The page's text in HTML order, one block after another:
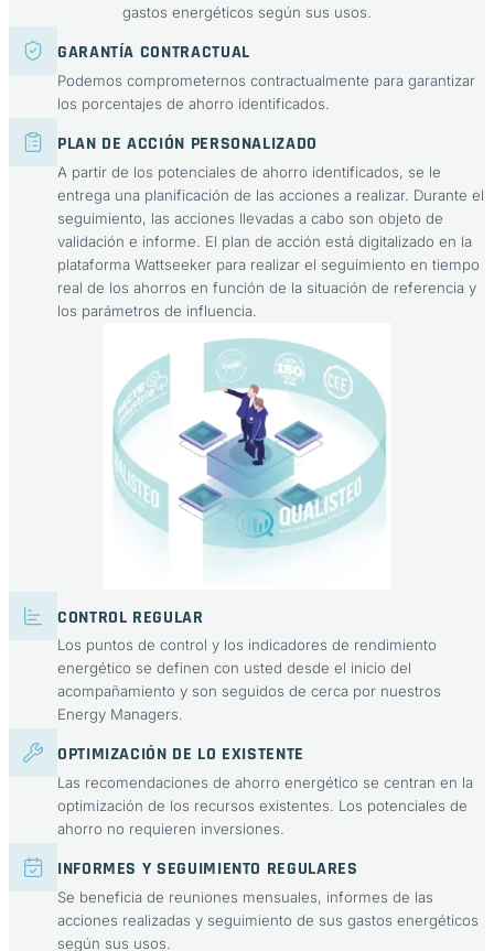
gastos energéticos según sus usos.
GARANTÍA CONTRACTUAL
Podemos comprometernos contractualmente para garantizar
los porcentajes de ahorro identificados.
PLAN DE ACCIÓN PERSONALIZADO
A partir de los potenciales de ahorro identificados, se le
entrega una planificación de las acciones a realizar. Durante el
seguimiento, las acciones llevadas a cabo son objeto de
validación e informe. El plan de acción está digitalizado en la
plataforma Wattseeker para realizar el seguimiento en tiempo
real de los ahorros en función de la situación de referencia y
los parámetros de influencia.
CONTROL REGULAR
Los puntos de control y los indicadores de rendimiento
energético se definen con usted desde el inicio del
acompañamiento y son seguidos de cerca por nuestros
Energy Managers.
OPTIMIZACIÓN DE LO EXISTENTE
Las recomendaciones de ahorro energético se centran en la
optimización de los recursos existentes. Los potenciales de
ahorro no requieren inversiones.
INFORMES Y SEGUIMIENTO REGULARES
Se beneficia de reuniones mensuales, informes de las
acciones realizadas y seguimiento de sus gastos energéticos
según sus usos.